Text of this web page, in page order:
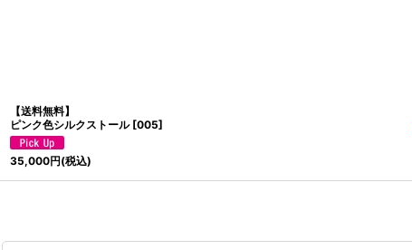
【送料無料】
ピンク色シルクストール [005]
35,000円(税込)